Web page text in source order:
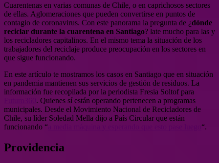
Cuarentenas en varias comunas de Chile, o en caprichosos sectores
de ellas. Aglomeraciones que pueden convertirse en puntos de
contagio de coronavirus. Con este panorama la pregunta de ¿dónde
reciclar durante la cuarentena en Santiago? late mucho para las y
los recicladores capitalinos. En el mismo tema la situación de los
trabajadores del reciclaje produce preocupación en los sectores en
que sigue funcionando.
En este artículo te mostramos los casos en Santiago que en situación
en pandemia mantienen sus servicios de gestión de residuos. La
información fue recopilada por la periodista Fresia Soltof para
. Quienes sí están operando pertenecen a programas
municipales. Desde el Movimiento Nacional de Recicladores de
Chile, su líder Soledad Mella dijo a País Circular que están
funcionando “
“.
Providencia